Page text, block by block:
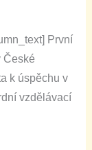
První
České
k úspěchu v
vzdělávací